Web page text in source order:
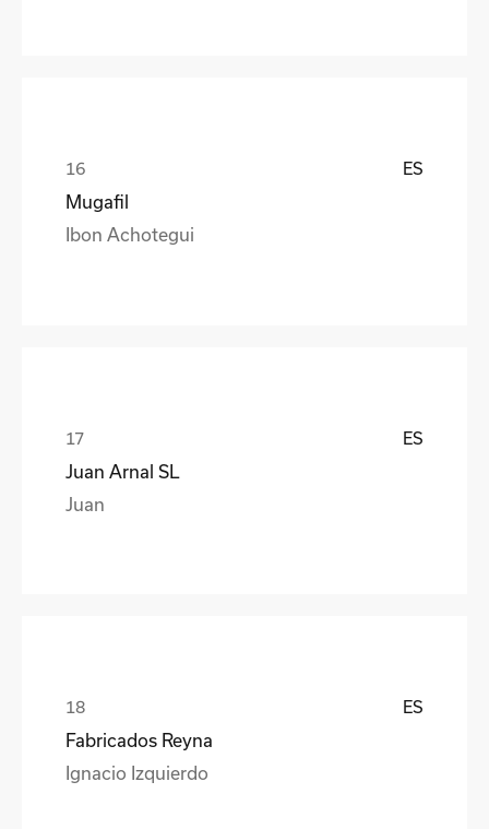
ES
Mugafil
Ibon Achotegui
ES
Juan Arnal SL
Juan
ES
Fabricados Reyna
Ignacio Izquierdo